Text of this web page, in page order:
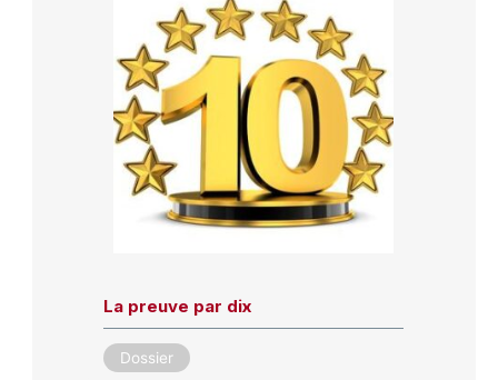
La preuve par dix
Dossier